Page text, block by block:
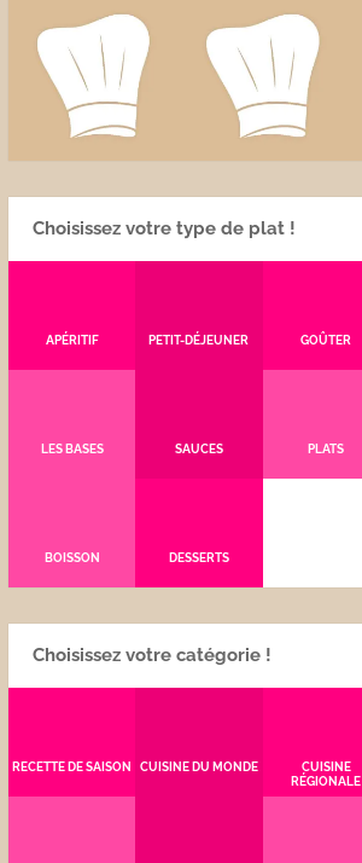
Choisissez votre type de plat !
APÉRITIF PETIT-DÉJEUNER GOÛTER
LES BASES SAUCES PLATS
BOISSON DESSERTS
Choisissez votre catégorie !
RECETTE DE SAISON CUISINE DU MONDE
CUISINE
RÉGIONALE